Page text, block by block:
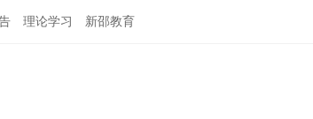
理论学习 新邵教育